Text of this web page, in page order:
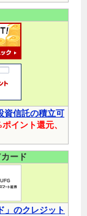
資信託の積立可
イント還元、
ード
」のクレジット